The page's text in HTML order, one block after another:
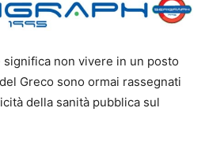
significa non vivere in un posto
Greco sono ormai rassegnati
della sanità pubblica sul